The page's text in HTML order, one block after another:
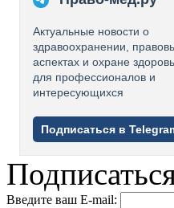
Актуальные новости о
здравоохранении,
аспектах и охране
для профессионалов и
интересующихся
Подписаться в
Введите ваш E-mail: